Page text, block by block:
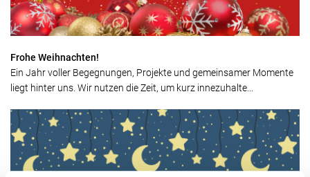
Frohe Weihnachten!
Ein Jahr voller Begegnungen, Projekte und gemeinsamer Momente
liegt hinter uns. Wir nutzen die Zeit, um kurz innezuhalte...